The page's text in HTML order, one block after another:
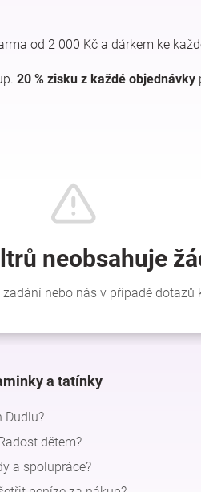
od 2 000 Kč a dárkem ke
20 % zisku z každé objednávky
a tatínky
Dudlu?
dětem?
a spolupráce?